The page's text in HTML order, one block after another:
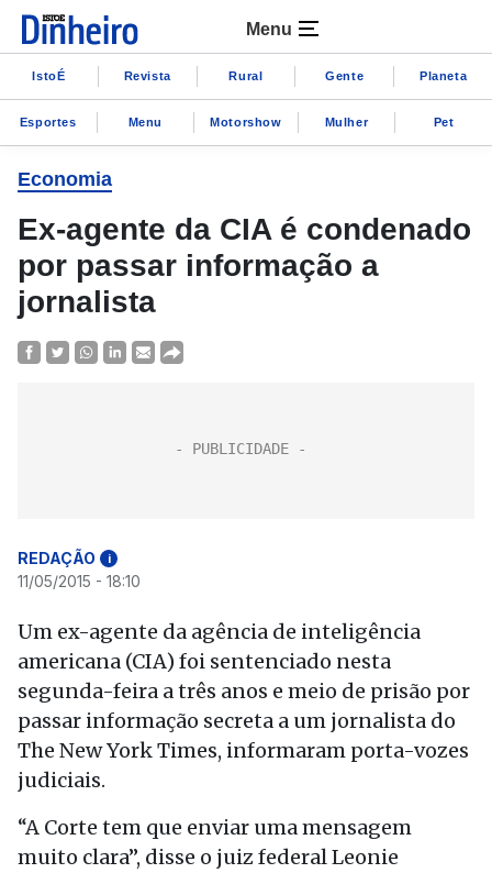
Menu
IstoÉ Revista Rural Gente Planeta
Esportes Menu Motorshow Mulher Pet
Economia
Ex-agente da CIA é condenado
por passar informação a
jornalista
REDAÇÃO i
11/05/2015 - 18:10
Um ex-agente da agência de inteligência
americana (CIA) foi sentenciado nesta
segunda-feira a três anos e meio de prisão por
passar informação secreta a um jornalista do
The New York Times, informaram porta-vozes
judiciais.
“A Corte tem que enviar uma mensagem
muito clara”, disse o juiz federal Leonie